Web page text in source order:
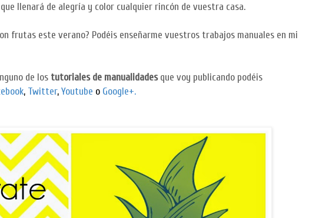
llenará de alegría y color cualquier rincón de vuestra casa.
frutas este verano? Podéis enseñarme vuestros trabajos manuales en mi
de los tutoriales de manualidadesque voy publicando podéis
, Twitter,Youtube o Google+.